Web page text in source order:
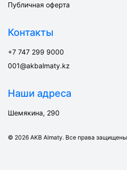
Публичная оферта
Контакты
+7 747 299 9000
001@akbalmaty.kz
Наши адреса
Шемякина, 290
© 2026 AKB Almaty. Все права защищены